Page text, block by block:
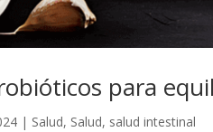
para
| Salud, Salud, salud intestinal